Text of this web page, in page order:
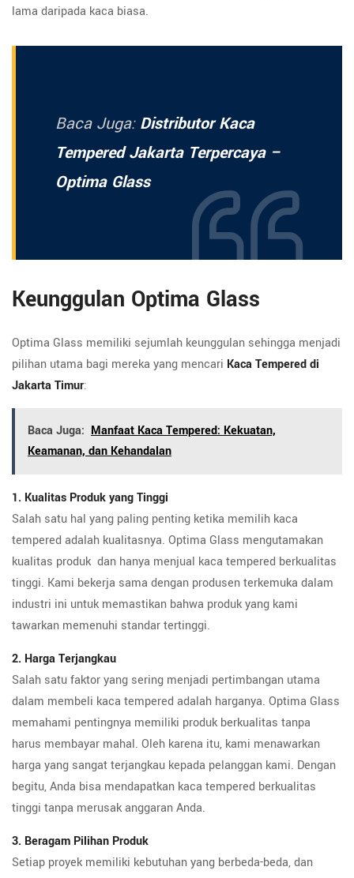
lama daripada kaca biasa.
Baca Juga: Distributor Kaca
Tempered Jakarta Terpercaya –
Optima Glass
Keunggulan Optima Glass
Optima Glass memiliki sejumlah keunggulan sehingga menjadi
pilihan utama bagi mereka yang mencari Kaca Tempered di
Jakarta Timur:
Baca Juga: Manfaat Kaca Tempered: Kekuatan,
Keamanan, dan Kehandalan
1. Kualitas Produk yang Tinggi
Salah satu hal yang paling penting ketika memilih kaca
tempered adalah kualitasnya. Optima Glass mengutamakan
kualitas produk dan hanya menjual kaca tempered berkualitas
tinggi. Kami bekerja sama dengan produsen terkemuka dalam
industri ini untuk memastikan bahwa produk yang kami
tawarkan memenuhi standar tertinggi.
2. Harga Terjangkau
Salah satu faktor yang sering menjadi pertimbangan utama
dalam membeli kaca tempered adalah harganya. Optima Glass
memahami pentingnya memiliki produk berkualitas tanpa
harus membayar mahal. Oleh karena itu, kami menawarkan
harga yang sangat terjangkau kepada pelanggan kami. Dengan
begitu, Anda bisa mendapatkan kaca tempered berkualitas
tinggi tanpa merusak anggaran Anda.
3. Beragam Pilihan Produk
Setiap proyek memiliki kebutuhan yang berbeda-beda, dan